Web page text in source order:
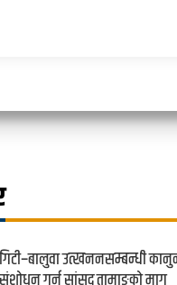
गिटी–बालुवा उत्खननसम्बन्धी